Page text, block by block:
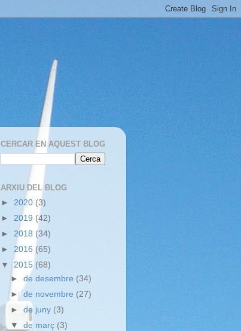
CERCAR EN AQUEST BLOG
ARXIU DEL BLOG
► 2020 (3)
► 2019 (42)
► 2018 (34)
► 2016 (65)
▼ 2015 (68)
►de desembre (34)
►de novembre (27)
►de juny (3)
▼de març (3)